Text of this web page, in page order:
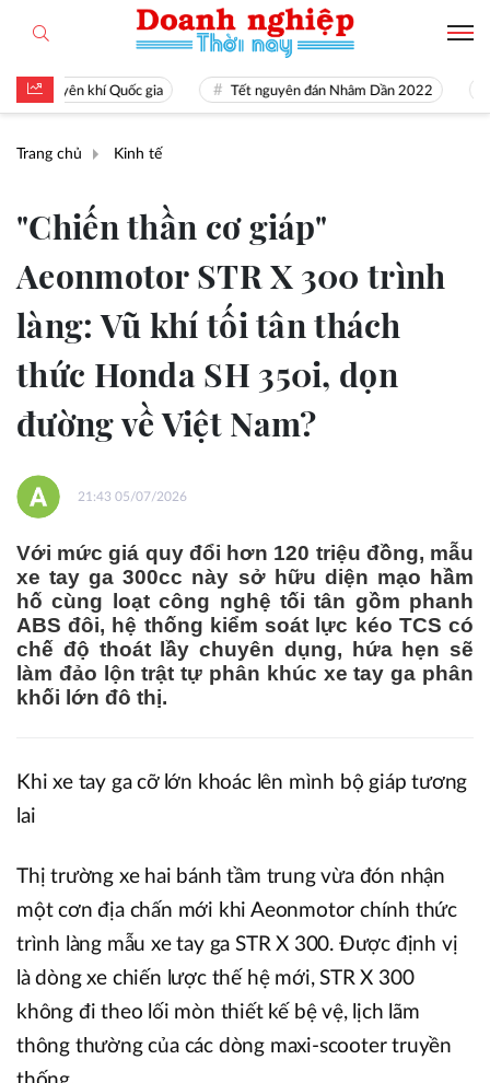
khí Quốc gia Tết nguyên đán Nhâm Dần 2022
Trang chủ Kinh tế
"Chiến thần cơ giáp"
Aeonmotor STR X 300 trình
làng: Vũ khí tối tân thách
thức Honda SH 350i, dọn
đường về Việt Nam?
21:43 05/07/2026
Với mức giá quy đổi hơn 120 triệu đồng, mẫu
xe tay ga 300cc này sở hữu diện mạo hầm
hố cùng loạt công nghệ tối tân gồm phanh
ABS đôi, hệ thống kiểm soát lực kéo TCS có
chế độ thoát lầy chuyên dụng, hứa hẹn sẽ
làm đảo lộn trật tự phân khúc xe tay ga phân
khối lớn đô thị.
Khi xe tay ga cỡ lớn khoác lên mình bộ giáp tương
lai
Thị trường xe hai bánh tầm trung vừa đón nhận
một cơn địa chấn mới khi Aeonmotor chính thức
trình làng mẫu xe tay ga STR X 300. Được định vị
là dòng xe chiến lược thế hệ mới, STR X 300
không đi theo lối mòn thiết kế bệ vệ, lịch lãm
thông thường của các dòng maxi-scooter truyền